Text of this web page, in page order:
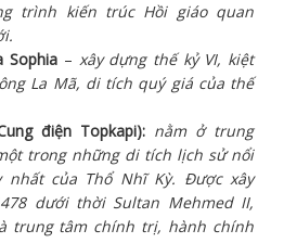
trình kiến trúc Hồi giáo quan
Sophia – xây dựng thế kỷ VI, kiệt
La Mã, di tích quý giá của thế
điện Topkapi): nằm ở trung
trong những di tích lịch sử nổi
nhất của Thổ Nhĩ Kỳ. Được xây
dưới thời Sultan Mehmed II,
trung tâm chính trị, hành chính